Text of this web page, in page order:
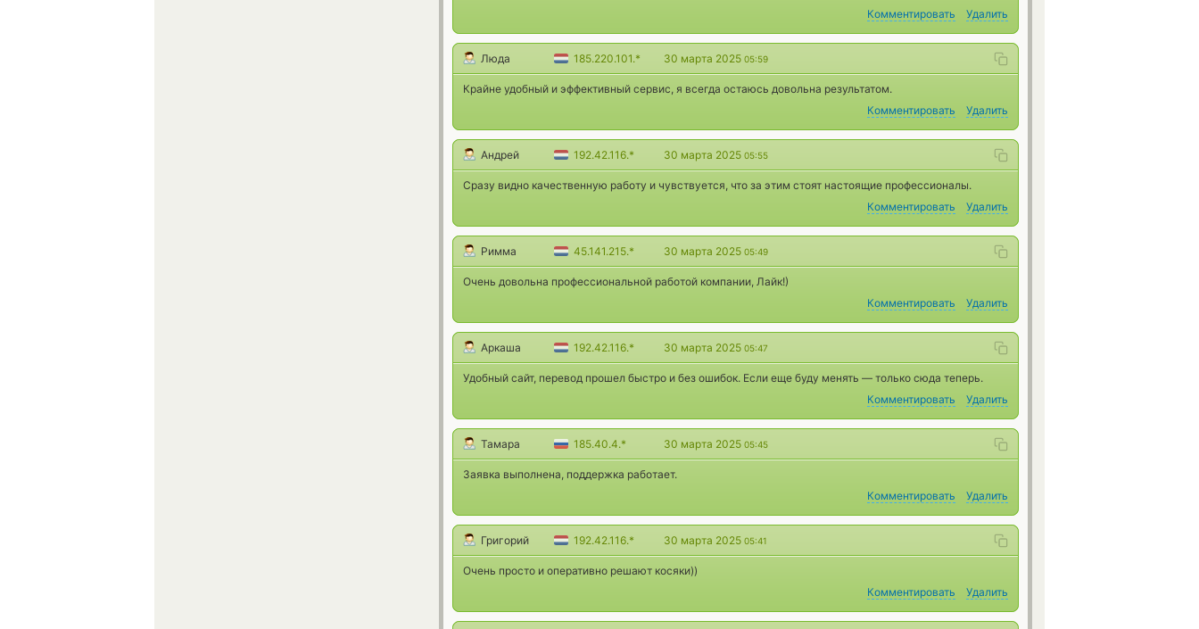
Комментировать
Удалить
Люда 185.220.101.* 30 марта 2025 05:59
Крайне удобный и эффективный сервис, я всегда остаюсь довольна результатом.
Комментировать
Удалить
Андрей 192.42.116.* 30 марта 2025 05:55
Сразу видно качественную работу и чувствуется, что за этим стоят настоящие профессионалы.
Комментировать
Удалить
Римма 45.141.215.* 30 марта 2025 05:49
Очень довольна профессиональной работой компании, Лайк!)
Комментировать
Удалить
Аркаша 192.42.116.* 30 марта 2025 05:47
Удобный сайт, перевод прошел быстро и без ошибок. Если еще буду менять — только сюда теперь.
Комментировать
Удалить
Тамара 185.40.4.* 30 марта 2025 05:45
Заявка выполнена, поддержка работает.
Комментировать
Удалить
Григорий 192.42.116.* 30 марта 2025 05:41
Очень просто и оперативно решают косяки))
Комментировать
Удалить